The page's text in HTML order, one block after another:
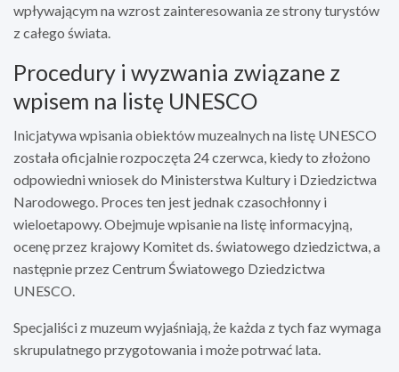
wpływającym na wzrost zainteresowania ze strony turystów
z całego świata.
Procedury i wyzwania związane z
wpisem na listę UNESCO
Inicjatywa wpisania obiektów muzealnych na listę UNESCO
została oficjalnie rozpoczęta 24 czerwca, kiedy to złożono
odpowiedni wniosek do Ministerstwa Kultury i Dziedzictwa
Narodowego. Proces ten jest jednak czasochłonny i
wieloetapowy. Obejmuje wpisanie na listę informacyjną,
ocenę przez krajowy Komitet ds. światowego dziedzictwa, a
następnie przez Centrum Światowego Dziedzictwa
UNESCO.
Specjaliści z muzeum wyjaśniają, że każda z tych faz wymaga
skrupulatnego przygotowania i może potrwać lata.